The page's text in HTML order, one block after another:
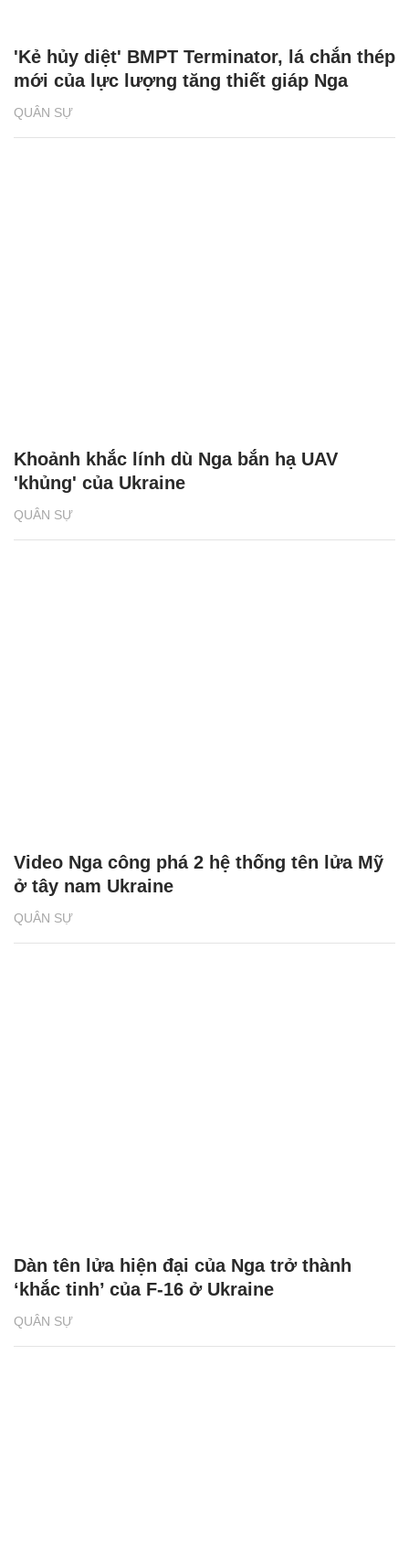
QUÂN SỰ
'Kẻ hủy diệt' BMPT Terminator, lá chắn thép
mới của lực lượng tăng thiết giáp Nga
QUÂN SỰ
Khoảnh khắc lính dù Nga bắn hạ UAV
'khủng' của Ukraine
QUÂN SỰ
Video Nga công phá 2 hệ thống tên lửa Mỹ
ở tây nam Ukraine
QUÂN SỰ
Dàn tên lửa hiện đại của Nga trở thành
‘khắc tinh’ của F-16 ở Ukraine